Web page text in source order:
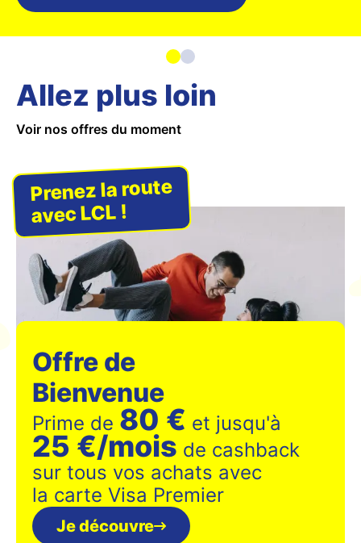
Allez plus loin
Voir nos offres du moment
Prenez la route
avec LCL !
Offre de
Bienvenue
Prime de 80 € et jusqu'à
25 €/mois de cashback
sur tous vos achats avec
la carte Visa Premier
Je découvre